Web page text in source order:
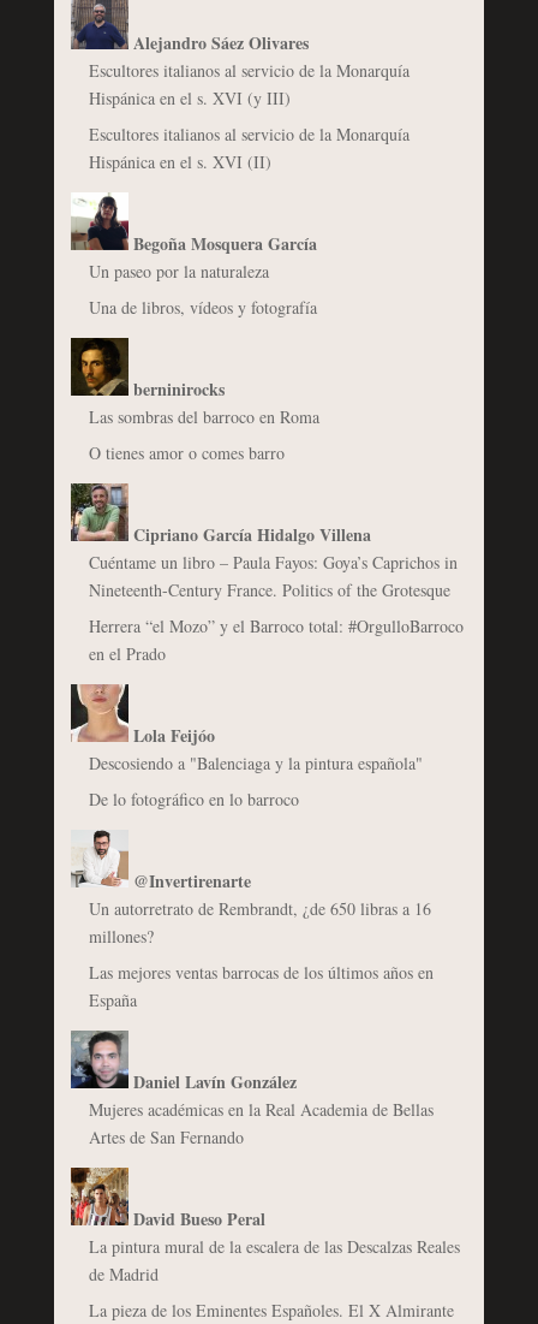
Alejandro Sáez Olivares
Escultores italianos al servicio de la Monarquía
Hispánica en el s. XVI (y III)
Escultores italianos al servicio de la Monarquía
Hispánica en el s. XVI (II)
Begoña Mosquera García
Un paseo por la naturaleza
Una de libros, vídeos y fotografía
berninirocks
Las sombras del barroco en Roma
O tienes amor o comes barro
Cipriano García Hidalgo Villena
Cuéntame un libro – Paula Fayos: Goya’s Caprichos in
Nineteenth-Century France. Politics of the Grotesque
Herrera “el Mozo” y el Barroco total: #OrgulloBarroco
en el Prado
Lola Feijóo
Descosiendo a "Balenciaga y la pintura española"
De lo fotográfico en lo barroco
@Invertirenarte
Un autorretrato de Rembrandt, ¿de 650 libras a 16
millones?
Las mejores ventas barrocas de los últimos años en
España
Daniel Lavín González
Mujeres académicas en la Real Academia de Bellas
Artes de San Fernando
David Bueso Peral
La pintura mural de la escalera de las Descalzas Reales
de Madrid
La pieza de los Eminentes Españoles. El X Almirante